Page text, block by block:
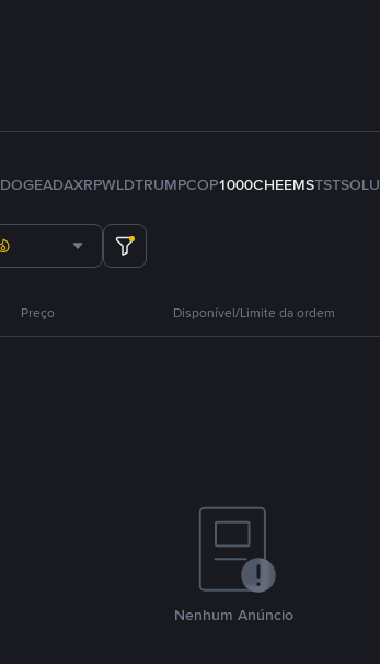
DOGEADAXRPWLDTRUMPCOP1000CHEEMSTSTSOLU
Preço Disponível/Limite da ordem
Nenhum Anúncio